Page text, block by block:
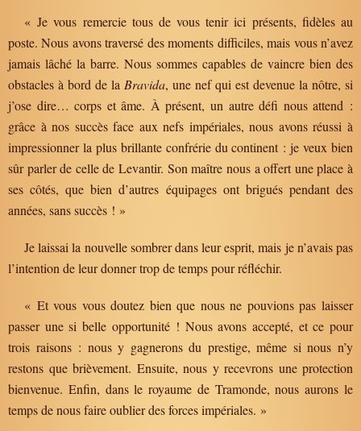
« Je vous remercie tous de vous tenir ici présents, fidèles au
poste. Nous avons traversé des moments difficiles, mais vous n’avez
jamais lâché la barre. Nous sommes capables de vaincre bien des
obstacles à bord de la Bravida, une nef qui est devenue la nôtre, si
j’ose dire… corps et âme. À présent, un autre défi nous attend :
grâce à nos succès face aux nefs impériales, nous avons réussi à
impressionner la plus brillante confrérie du continent : je veux bien
sûr parler de celle de Levantir. Son maître nous a offert une place à
ses côtés, que bien d’autres équipages ont brigués pendant des
années, sans succès ! »
Je laissai la nouvelle sombrer dans leur esprit, mais je n’avais pas
l’intention de leur donner trop de temps pour réfléchir.
« Et vous vous doutez bien que nous ne pouvions pas laisser
passer une si belle opportunité ! Nous avons accepté, et ce pour
trois raisons : nous y gagnerons du prestige, même si nous n’y
restons que brièvement. Ensuite, nous y recevrons une protection
bienvenue. Enfin, dans le royaume de Tramonde, nous aurons le
temps de nous faire oublier des forces impériales. »